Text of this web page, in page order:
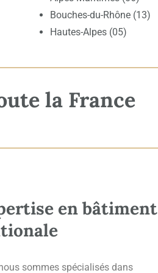
Bouches-du-Rhône (13)
Hautes-Alpes (05)
la France
en bâtiment
sommes spécialisés dans